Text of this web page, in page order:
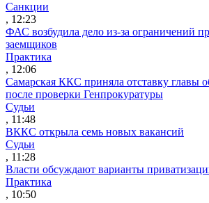
Санкции
, 12:23
ФАС возбудила дело из-за ограничений
заемщиков
Практика
, 12:06
Самарская ККС приняла отставку главы
после проверки Генпрокуратуры
Судьи
, 11:48
ВККС открыла семь новых вакансий
Судьи
, 11:28
Власти обсуждают варианты
Практика
, 10:50